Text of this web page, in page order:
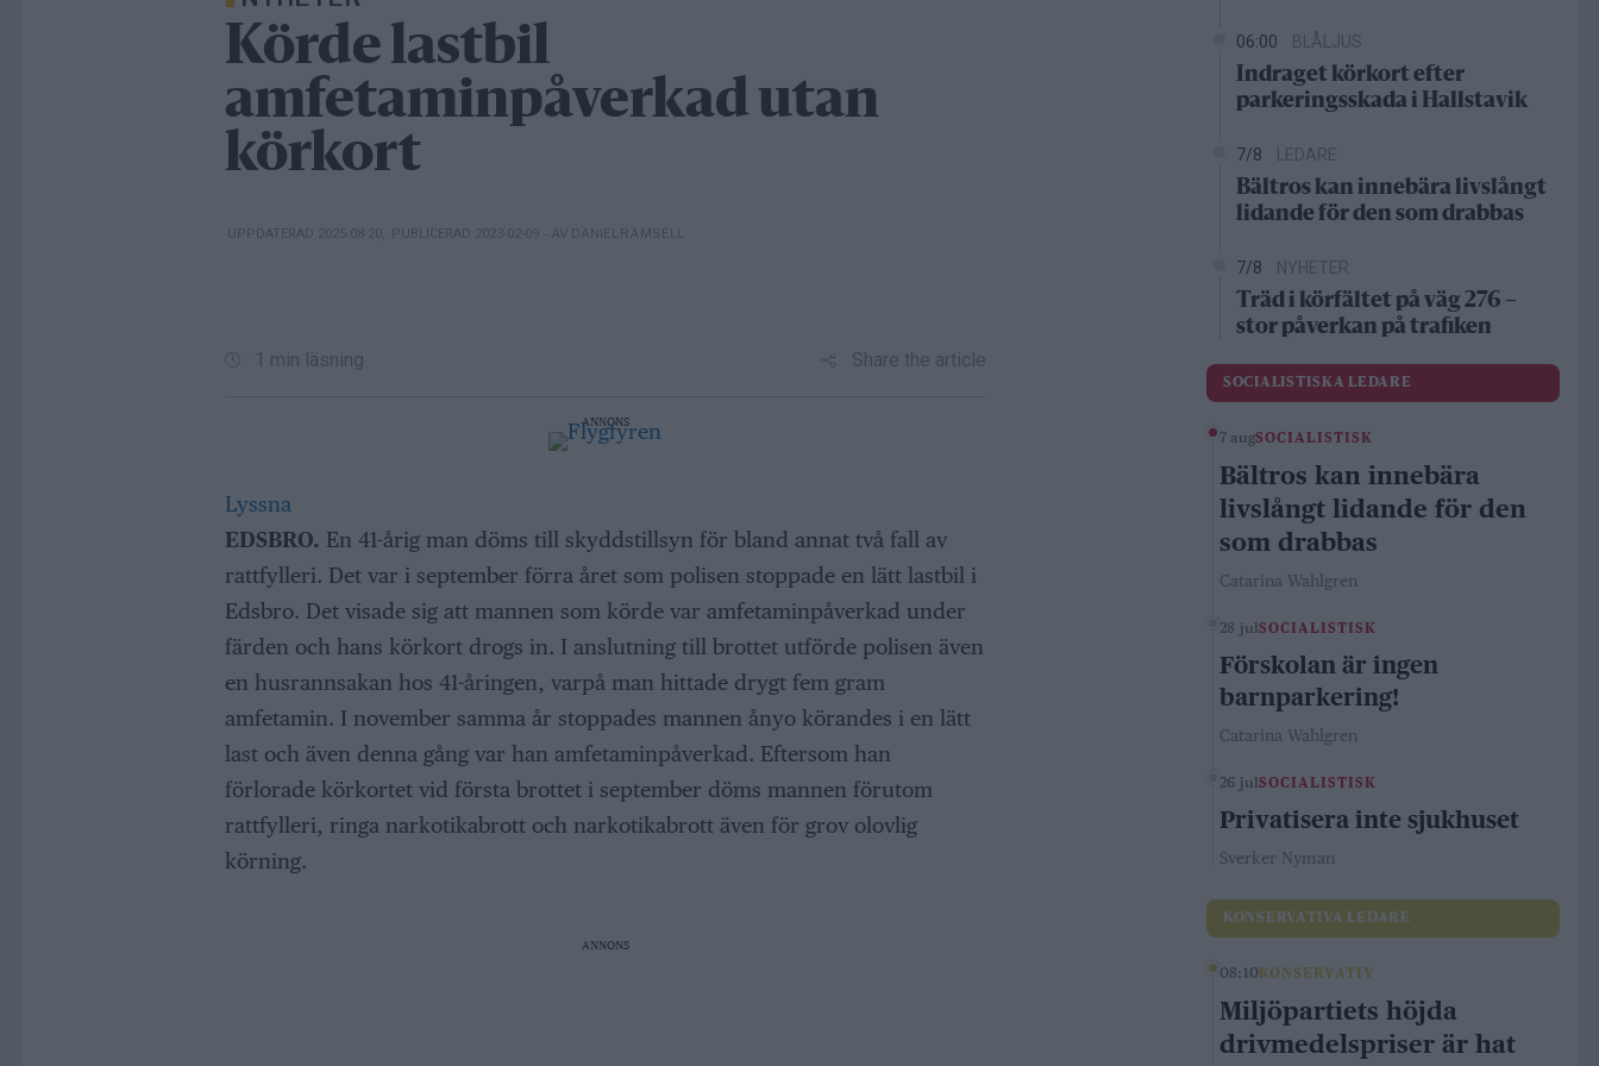
Körde lastbil
amfetaminpåverkad utan
körkort
UPPDATERAD 2025-08-20, PUBLICERAD 2023-02-09 – AV DANIEL RÄMSELL
1 min läsning Share the article
ANNONS
Lyssna
EDSBRO. En 41-årig man döms till skyddstillsyn för bland annat två fall av
rattfylleri. Det var i september förra året som polisen stoppade en lätt lastbil i
Edsbro. Det visade sig att mannen som körde var amfetaminpåverkad under
färden och hans körkort drogs in. I anslutning till brottet utförde polisen även
en husrannsakan hos 41-åringen, varpå man hittade drygt fem gram
amfetamin. I november samma år stoppades mannen ånyo körandes i en lätt
last och även denna gång var han amfetaminpåverkad. Eftersom han
förlorade körkortet vid första brottet i september döms mannen förutom
rattfylleri, ringa narkotikabrott och narkotikabrott även för grov olovlig
körning.
ANNONS
06:00 BLÅLJUS
Indraget körkort efter
parkeringsskada i Hallstavik
7/8 LEDARE
Bältros kan innebära livslångt
lidande för den som drabbas
7/8 NYHETER
Träd i körfältet på väg 276 –
stor påverkan på trafiken
SOCIALISTISKA LEDARE
7 augSOCIALISTISK
Bältros kan innebära
livslångt lidande för den
som drabbas
Catarina Wahlgren
28 julSOCIALISTISK
Förskolan är ingen
barnparkering!
Catarina Wahlgren
26 julSOCIALISTISK
Privatisera inte sjukhuset
Sverker Nyman
KONSERVATIVA LEDARE
08:10 KONSERVATIV
Miljöpartiets höjda
drivmedelspriser är hat